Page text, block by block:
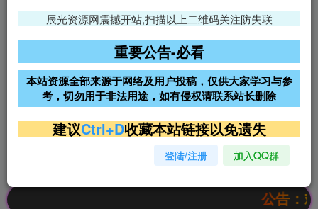
免费领支付宝红包
腾讯轻量4核4G3M服务器38元/
阿里云2核2G200M服务器68元/
年
雨云高防免备案服务器
超低价文字广告位招租 超低价文字广告位招租
超低价文字广告位招租
公告：欢迎
辰光资源网震撼开站,扫描以上二维码关注防失联
重要公告-必看
本站资源全部来源于网络及用户投稿，仅供大家学习与参
考，切勿用于非法用途，如有侵权请联系站长删除
建议Ctrl+D收藏本站链接以免遗失
登陆/注册 加入QQ群